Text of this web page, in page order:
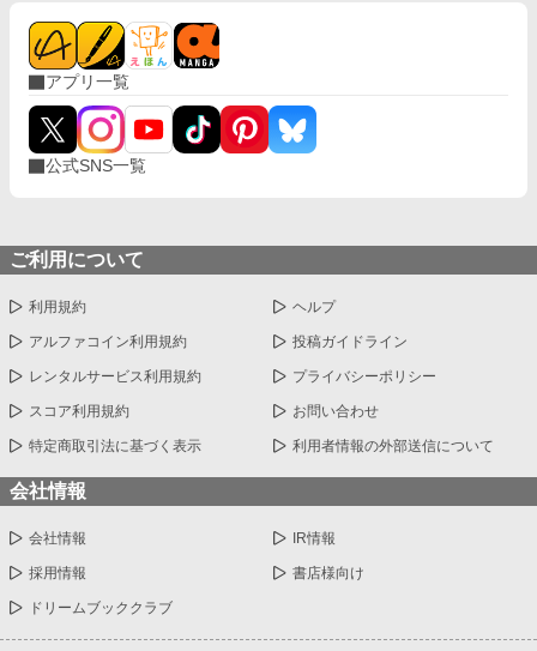
アプリ一覧
公式SNS一覧
ご利用について
利用規約 ヘルプ
アルファコイン利用規約 投稿ガイドライン
レンタルサービス利用規約 プライバシーポリシー
スコア利用規約 お問い合わせ
特定商取引法に基づく表示 利用者情報の外部送信について
会社情報
会社情報 IR情報
採用情報 書店様向け
ドリームブッククラブ